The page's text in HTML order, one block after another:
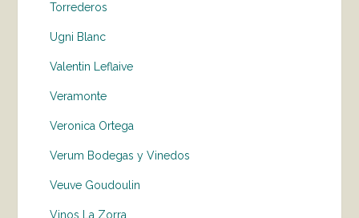
Torrederos
Ugni Blanc
Valentin Leflaive
Veramonte
Veronica Ortega
Verum Bodegas y Vinedos
Veuve Goudoulin
Vinos La Zorra